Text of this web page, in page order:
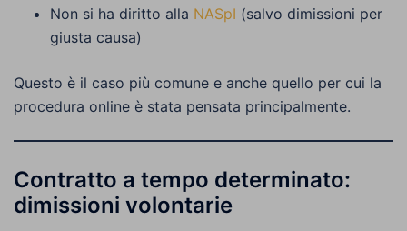
Non si ha diritto alla NASpI (salvo dimissioni per
giusta causa)
Questo è il caso più comune e anche quello per cui la
procedura online è stata pensata principalmente.
Contratto a tempo determinato:
dimissioni volontarie